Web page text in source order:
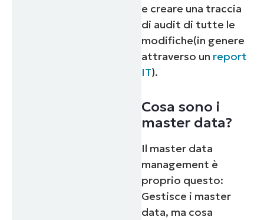
e creare una traccia
di audit di tutte le
modifiche(in genere
attraverso un report
IT).
Cosa sono i
master data?
Il master data
management è
proprio questo:
Gestisce i master
data, ma cosa